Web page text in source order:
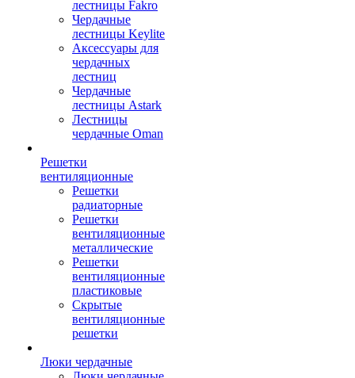
лестницы Fakro
Чердачные
лестницы Keylite
Аксессуары для
чердачных
лестниц
Чердачные
лестницы Astark
Лестницы
чердачные Oman
Решетки
вентиляционные
Решетки
радиаторные
Решетки
вентиляционные
металлические
Решетки
вентиляционные
пластиковые
Скрытые
вентиляционные
решетки
Люки чердачные